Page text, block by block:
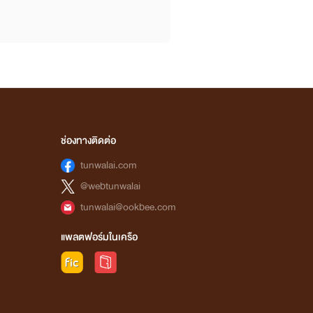
ช่องทางติดต่อ
tunwalai.com
@webtunwalai
tunwalai@ookbee.com
แพลตฟอร์มในเครือ